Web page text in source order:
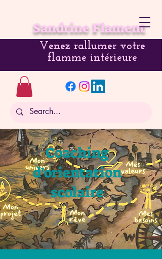
Sandrine Flament
Venez rallumer votre
flamme intérieure
Coaching
d'orientation
scolaire